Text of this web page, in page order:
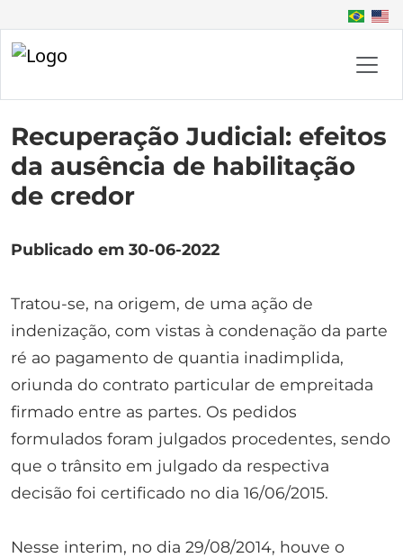
Recuperação Judicial: efeitos
da ausência de habilitação
de credor
Publicado em 30-06-2022
Tratou-se, na origem, de uma ação de
indenização, com vistas à condenação da parte
ré ao pagamento de quantia inadimplida,
oriunda do contrato particular de empreitada
firmado entre as partes. Os pedidos
formulados foram julgados procedentes, sendo
que o trânsito em julgado da respectiva
decisão foi certificado no dia 16/06/2015.
Nesse interim, no dia 29/08/2014, houve o